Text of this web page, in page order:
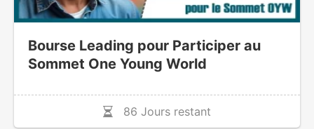
Bourse Leading pour Participer au
Sommet One Young World
86 Jours restant